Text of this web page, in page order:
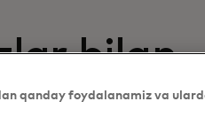
bilan
qanday foydalanamiz va